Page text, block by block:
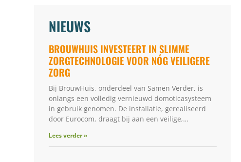
NIEUWS
BROUWHUIS INVESTEERT IN SLIMME
ZORGTECHNOLOGIE VOOR NÓG VEILIGERE
ZORG
Bij BrouwHuis, onderdeel van Samen Verder, is
onlangs een volledig vernieuwd domoticasysteem
in gebruik genomen. De installatie, gerealiseerd
door Eurocom, draagt bij aan een veilige,…
Lees verder »